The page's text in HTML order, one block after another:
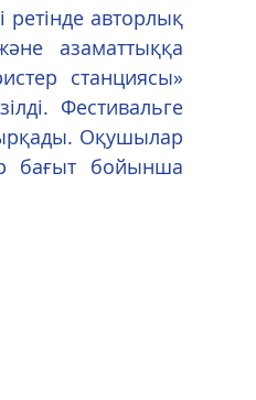
азаматтыққа
станциясы»
Фестивальге
Оқушылар
бағыт бойынша